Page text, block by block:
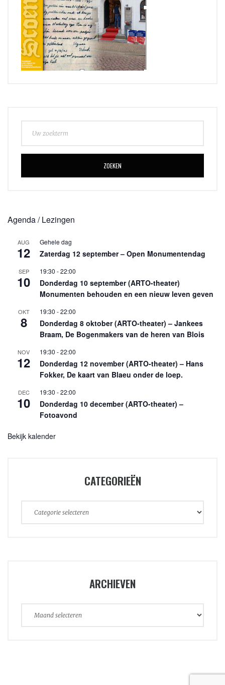
ZOEKEN
Agenda / Lezingen
AUG
12
Gehele dag
Zaterdag 12 september – Open Monumentendag
SEP
10
19:30 -22:00
Donderdag 10 september (ARTO-theater)
Monumenten behouden en een nieuw leven geven
OKT
8
19:30 -22:00
Donderdag 8 oktober (ARTO-theater) – Jankees
Braam, De Bogenmakers van de heren van Blois
NOV
12
19:30 -22:00
Donderdag 12 november (ARTO-theater) – Hans
Fokker, De kaart van Blaeu onder de loep.
DEC
10
19:30 -22:00
Donderdag 10 december (ARTO-theater) –
Fotoavond
Bekijk kalender
CATEGORIEËN
ARCHIEVEN